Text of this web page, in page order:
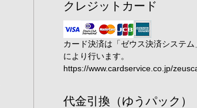
クレジットカード
カード決済は「ゼウス決済システ
により行います。
https://www.cardservice.co.jp/
代金引換（ゆうパック）